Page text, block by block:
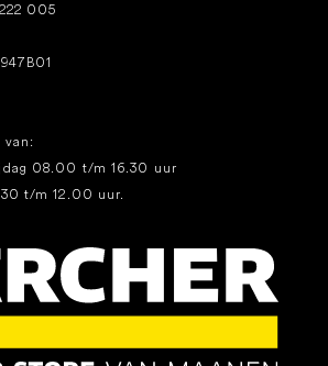
005
08.00 t/m 16.30 uur
t/m 12.00 uur.